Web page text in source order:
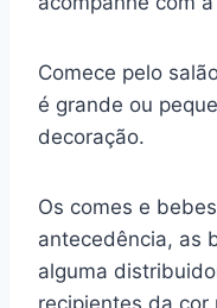
Comece pelo
é grande ou
decoração.
Os comes e
antecedência, as
alguma